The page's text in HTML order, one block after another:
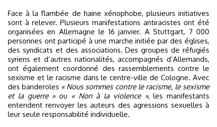
Face à la flambée de haine xénophobe, plusieurs initiatives
sont à relever. Plusieurs manifestations antiracistes ont été
organisées en Allemagne le 16 janvier. A Stuttgart, 7 000
personnes ont participé à une marche initiée par des églises,
des syndicats et des associations. Des groupes de réfugiés
syriens et d’autres nationalités, accompagnés d’Allemands,
ont également coordonné des rassemblements contre le
sexisme et le racisme dans le centre-ville de Cologne. Avec
des banderoles « Nous sommes contre le racisme, le sexisme
et la guerre »ou « Non à la violence », les manifestants
entendent renvoyer les auteurs des agressions sexuelles à
leur seule responsabilité individuelle.